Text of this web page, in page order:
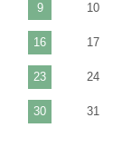
9 10
16 17
23 24
30 31